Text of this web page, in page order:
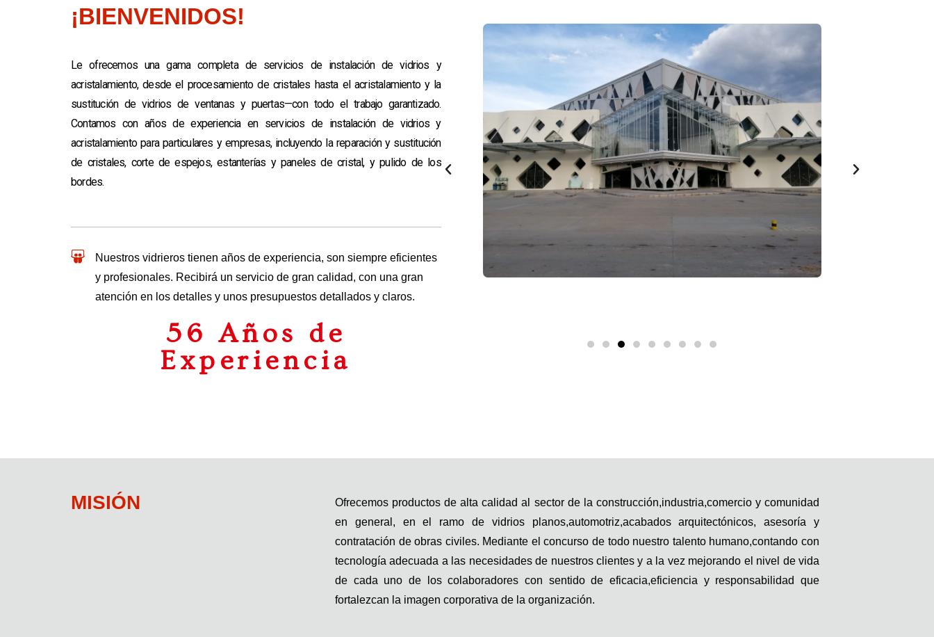
¡BIENVENIDOS!
Le ofrecemos una gama completa de servicios de instalación de vidrios y
acristalamiento, desde el procesamiento de cristales hasta el acristalamiento y la
sustitución de vidrios de ventanas y puertas—con todo el trabajo garantizado.
Contamos con años de experiencia en servicios de instalación de vidrios y
acristalamiento para particulares y empresas, incluyendo la reparación y sustitución
de cristales, corte de espejos, estanterías y paneles de cristal, y pulido de los
bordes.
Nuestros vidrieros tienen años de experiencia, son siempre eficientes
y profesionales. Recibirá un servicio de gran calidad, con una gran
atención en los detalles y unos presupuestos detallados y claros.
56 Años de
Experiencia
MISIÓN
Ofrecemos productos de alta calidad al sector de la construcción,industria,comercio y comunidad
en general, en el ramo de vidrios planos,automotriz,acabados arquitectónicos, asesoría y
contratación de obras civiles. Mediante el concurso de todo nuestro talento humano,contando con
tecnología adecuada a las necesidades de nuestros clientes y a la vez mejorando el nivel de vida
de cada uno de los colaboradores con sentido de eficacia,eficiencia y responsabilidad que
fortalezcan la imagen corporativa de la organización.